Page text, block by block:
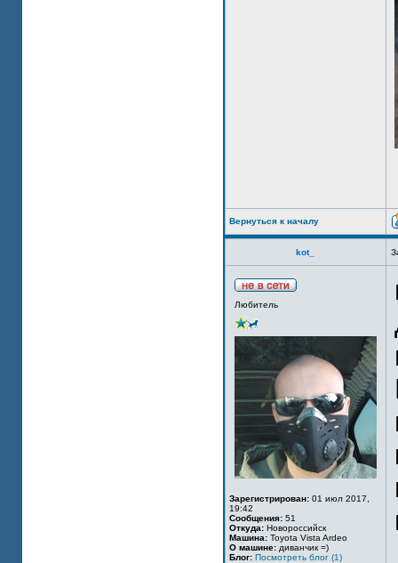
Вернуться к началу
kot_
Любитель
Зарегистрирован: 01 июл 2017,
19:42
Сообщения: 51
Откуда: Новороссийск
Машина: Toyota Vista Ardeo
О машине: диванчик =)
Блог: Посмотреть блог (1)